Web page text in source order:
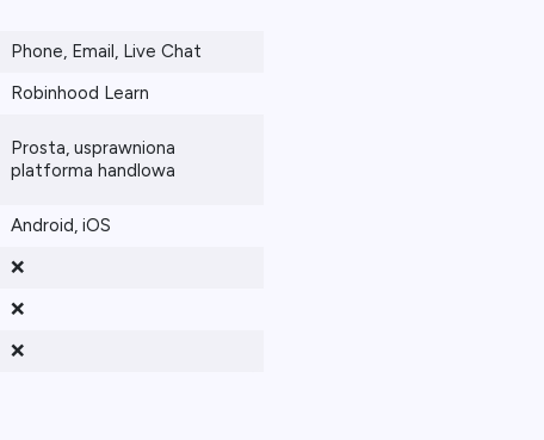
Phone, Email, Live Chat
Robinhood Learn
Prosta, usprawniona
platforma handlowa
Android, iOS
❌
❌
❌